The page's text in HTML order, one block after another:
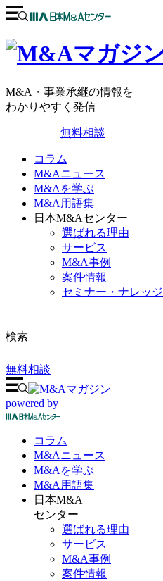
M&A・事業承継の情報を
わかりやすく発信
無料相談
コラム
M&Aニュース
M&Aを学ぶ
M&A用語集
日本M&Aセンター
選ばれる理由
サービス
M&A事例
案件情報
セミナー・ナレッジ
検索
無料相談
powered by
コラム
M&Aニュース
M&Aを学ぶ
M&A 用語集
日本M&A
センター
選ばれる理由
サービス
M&A事例
案件情報